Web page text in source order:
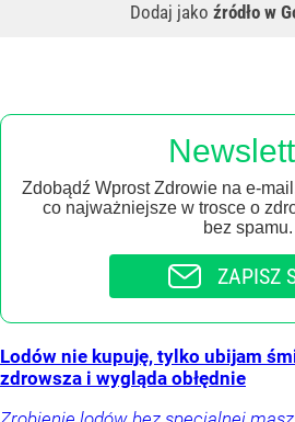
Dodaj jako źródło w
Zdobądź Wprost Zdrowie na e-
co najważniejsze w trosce o
bez spamu.
ZAPISZ
Lodów nie kupuję, tylko ubijam
zdrowsza i wygląda obłędnie